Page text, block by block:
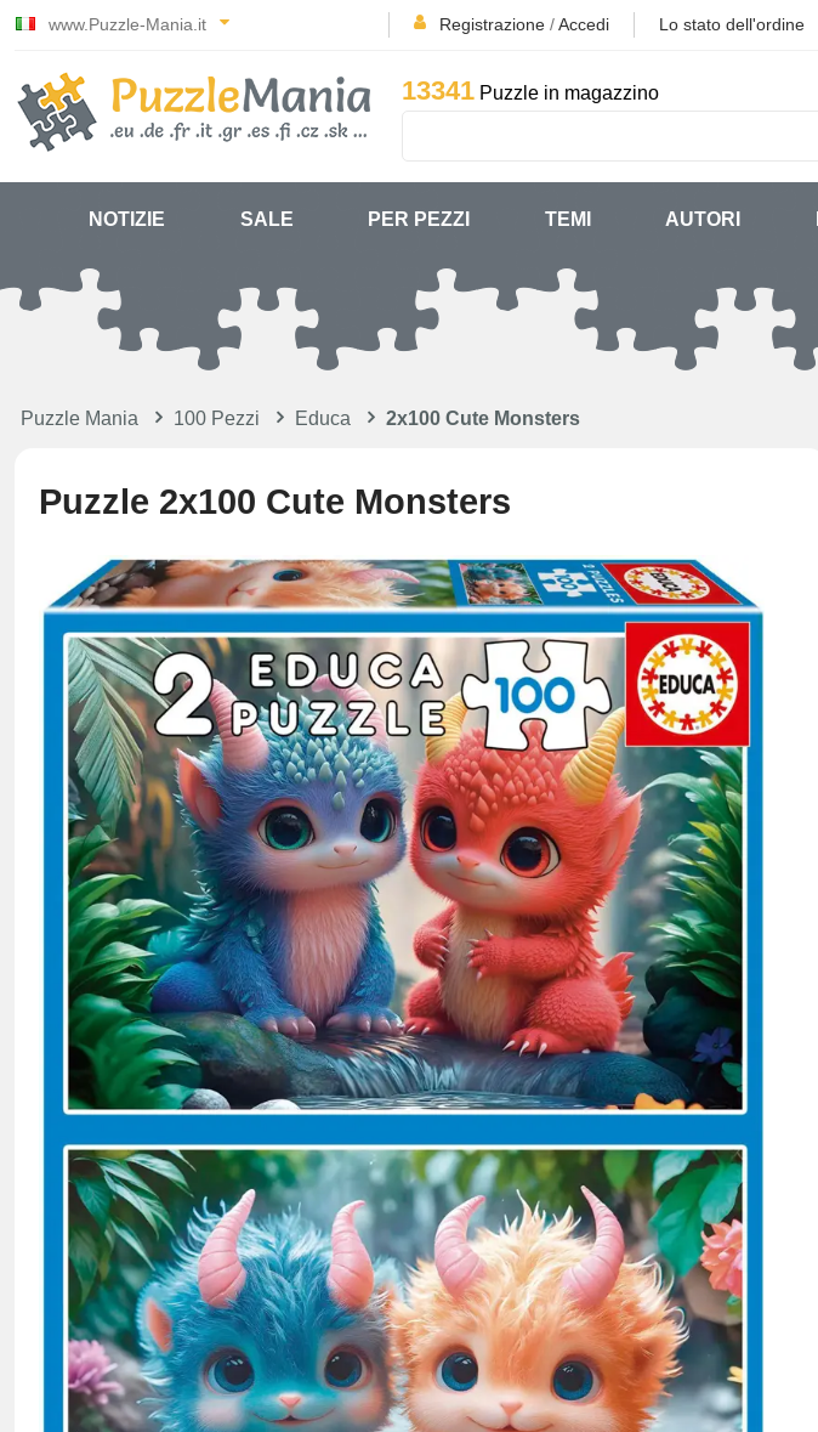
www.Puzzle-Mania.it Registrazione /Accedi Lo stato dell'ordine
13341 Puzzle in magazzino
NOTIZIE SALE PER PEZZI TEMI AUTORI
Puzzle Mania 100 Pezzi Educa 2x100 Cute Monsters
Puzzle 2x100 Cute Monsters